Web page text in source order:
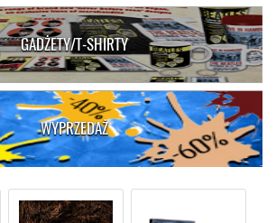
GADŻETY/T-SHIRTY
WYPRZEDAŻ